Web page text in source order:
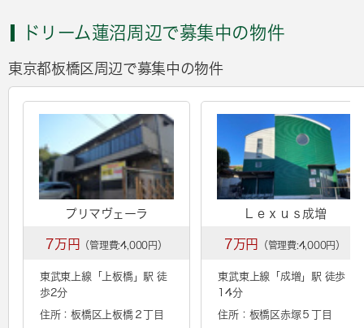
ドリーム蓮沼周辺で募集中の物件
東京都板橋区周辺で募集中の物件
プリマヴェーラ
7万円 （管理費:4,000円）
東武東上線「 上板橋」駅 徒
歩2分
住所：板橋区上板橋２丁目
Ｌｅｘｕｓ成増
7万円 （管理費:4,000円）
東武東上線「 成増 」駅 徒歩
14分
住所：板橋区赤塚５丁目